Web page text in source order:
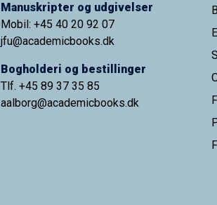
Manuskripter og udgivelser
Mobil: +45 40 20 92 07
jfu@academicbooks.dk
Bogholderi og bestillinger
Tlf. +45 89 37 35 85
aalborg@academicbooks.dk